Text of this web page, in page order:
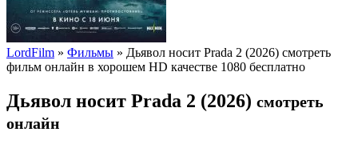
LordFilm » Фильмы » Дьявол носит Prada 2 (2026) смотреть
фильм онлайн в хорошем HD качестве 1080 бесплатно
Дьявол носит Prada 2 (2026) смотреть
онлайн